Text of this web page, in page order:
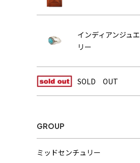
インディアンジュエ
リー
SOLD OUT
GROUP
ミッドセンチュリー